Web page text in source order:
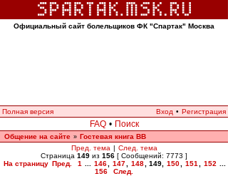
Официальный сайт болельщиков ФК "Спартак" Москва
Полная версия Вход • Регистрация
FAQ • Поиск
Общение на сайте » Гостевая книга ВВ
Пред. тема | След. тема
Страница 149 из 156 [ Сообщений: 7773 ]
На страницу Пред. 1 146 147 148 149, 150 151 152
156
След.